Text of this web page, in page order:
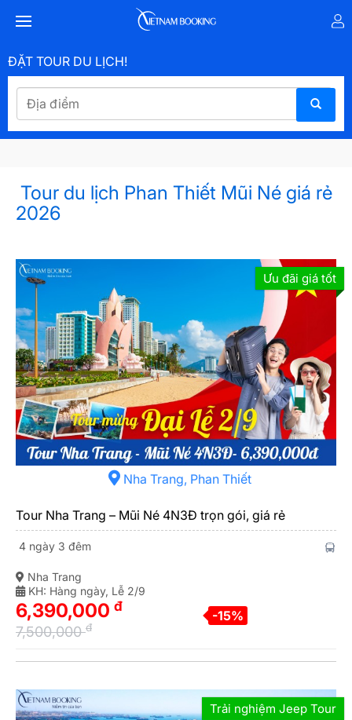
ĐẶT TOUR DU LỊCH!
Tour du lịch Phan Thiết Mũi Né giá rẻ
2026
Ưu đãi giá tốt
Nha Trang, Phan Thiết
Tour Nha Trang – Mũi Né 4N3Đ trọn gói, giá rẻ
4 ngày 3 đêm
Nha Trang
KH: Hàng ngày, Lễ 2/9
6,390,000 đ
7,500,000đ
-15%
Trải nghiệm Jeep Tour